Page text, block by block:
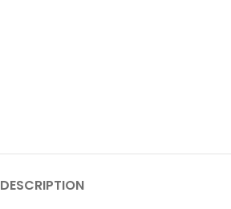
DESCRIPTION